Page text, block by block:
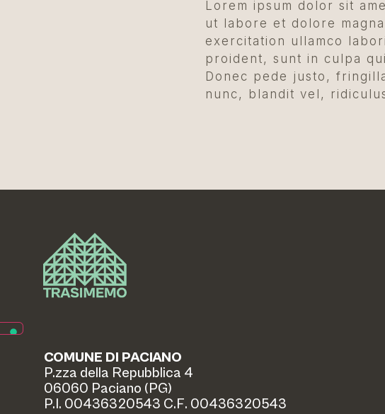
Lorem ipsum dolor sit
ut labore et dolore
exercitation ullamco
proident, sunt in culpa
Donec pede justo,
nunc, blandit vel,
COMUNE DI PACIANO
P.zza della Repubblica 4
06060 Paciano (PG)
P.I. 00436320543 C.F. 00436320543